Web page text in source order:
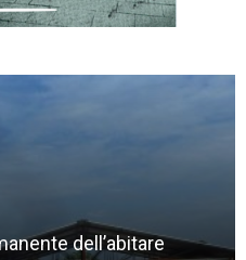
dell’abitare